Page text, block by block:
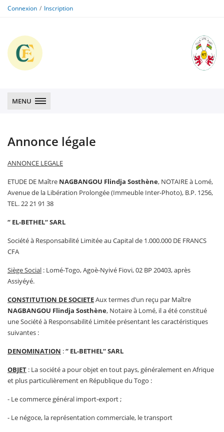
Connexion Inscription
MENU
Annonce légale
ANNONCE LEGALE
ETUDE DE Maître NAGBANGOU Flindja Sosthène, NOTAIRE à Lomé,
Avenue de la Libération Prolongée (Immeuble Inter-Photo), B.P. 1256,
TEL. 22 21 91 38
“ EL-BETHEL“ SARL
Société à Responsabilité Limitée au Capital de 1.000.000 DE FRANCS
CFA
Siège Social : Lomé-Togo, Agoè-Nyivé Fiovi, 02 BP 20403, après
Assiyéyé.
CONSTITUTION DE SOCIETEAux termes d’un reçu par Maître
NAGBANGOU Flindja Sosthène, Notaire à Lomé, il a été constitué
une Société à Responsabilité Limitée présentant les caractéristiques
suivantes :
DENOMINATION :“ EL-BETHEL“ SARL
OBJET : La société a pour objet en tout pays, généralement en Afrique
et plus particulièrement en République du Togo :
- Le commerce général import-export ;
- Le négoce, la représentation commerciale, le transport